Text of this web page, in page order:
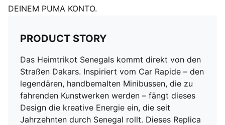
DEINEM PUMA KONTO.
PRODUCT STORY
Das Heimtrikot Senegals kommt direkt von den
Straßen Dakars. Inspiriert vom Car Rapide – den
legendären, handbemalten Minibussen, die zu
fahrenden Kunstwerken werden – fängt dieses
Design die kreative Energie ein, die seit
Jahrzehnten durch Senegal rollt. Dieses Replica